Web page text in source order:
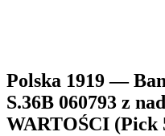
Polska 1919 —
S.36B 060793 z
WARTOŚCI (Pick